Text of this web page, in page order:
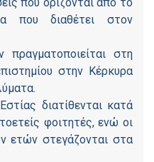
που διαθέτει στον
στη
στην Κέρκυρα
διατίθενται κατά
φοιτητές, ενώ οι
ετών στεγάζονται στα